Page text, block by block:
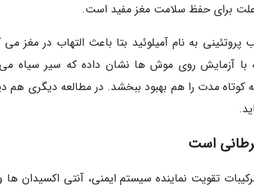
علت برای حفظ سلامت مغز مفید است.
به نام آمیلوئید بتا باعث التهاب در مغز می
با آزمایش روی موش ها نشان داده که سیر سیاه می
مدت را هم بهبود ببخشد. در مطالعه دیگری هم
تقویت نماینده سیستم ایمنی، آنتی اکسیدان